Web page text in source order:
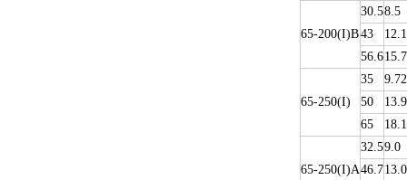
65-200(I)B
30.58.5
43
12.1
56.615.7
65-250(I)
35
9.72
50
13.9
65
18.1
65-250(I)A
32.59.0
46.713.0